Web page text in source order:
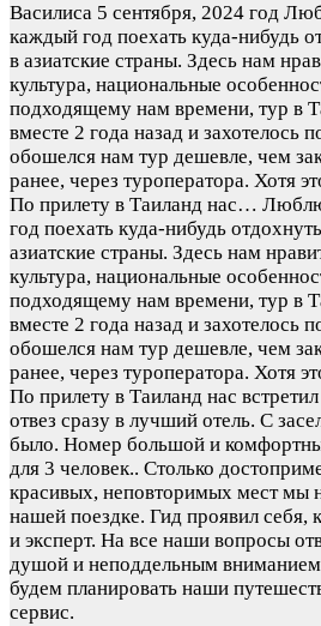
Василиса 5 сентября, 2024 год
каждый год поехать куда-нибудь
в азиатские страны. Здесь нам
культура, национальные
подходящему нам времени, тур в
вместе 2 года назад и захотелось
обошелся нам тур дешевле, чем
ранее, через туроператора. Хотя
По прилету в Таиланд нас…
год поехать куда-нибудь
азиатские страны. Здесь нам
культура, национальные
подходящему нам времени, тур в
вместе 2 года назад и захотелось
обошелся нам тур дешевле, чем
ранее, через туроператора. Хотя
По прилету в Таиланд нас
отвез сразу в лучший отель. С
было. Номер большой и
для 3 человек.. Столько
красивых, неповторимых мест мы
нашей поездке. Гид проявил себя,
и эксперт. На все наши вопросы
душой и неподдельным вниманием
будем планировать наши
сервис.